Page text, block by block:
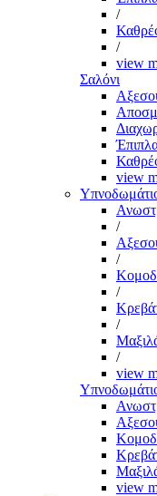
/
/
view
Σαλόνι
view
/
/
/
/
/
view
view